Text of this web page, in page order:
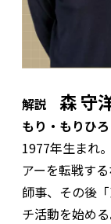
解説 森 守
もり・もりひろ
1977年生まれ
アーを転戦す
師事、その後
チ活動を始め